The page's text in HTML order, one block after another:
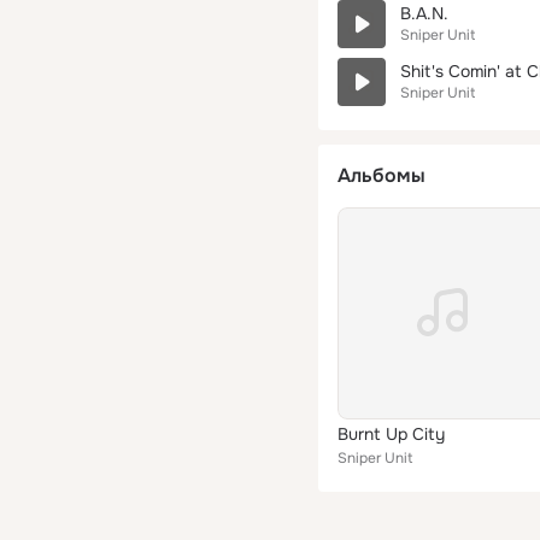
B.A.N.
Sniper Unit
Shit's Comin' at
Sniper Unit
Альбомы
Burnt Up City
Sniper Unit